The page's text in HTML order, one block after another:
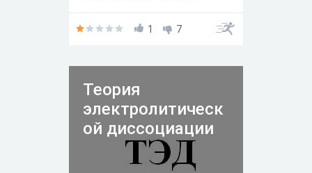
1
7
Теория
электролитическ
ой диссоциации